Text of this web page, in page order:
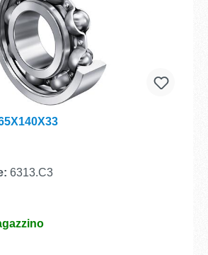
C-C3 FAG 65X140X33
6313.C3